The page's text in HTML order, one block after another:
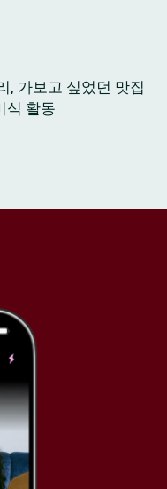
, 가보고 싶었던 맛집
식 활동